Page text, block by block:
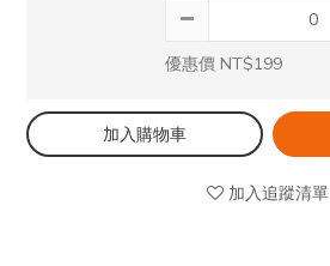
優惠價 NT$199
加入購物車
加入追蹤清單